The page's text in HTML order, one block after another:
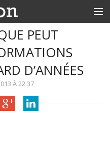
PEUT
D’ANNÉES
À22:37